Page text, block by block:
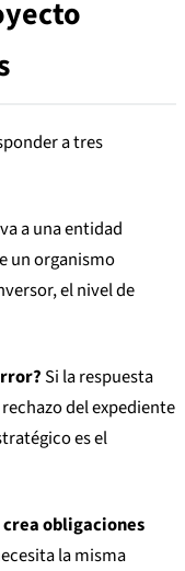
a tres
a una entidad
un organismo
el nivel de
Si la respuesta
del expediente
es el
obligaciones
la misma